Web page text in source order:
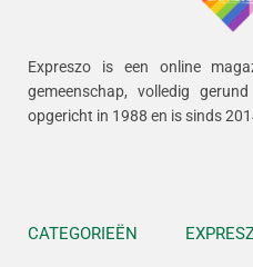
Expreszo is een online
gemeenschap, volledig
opgericht in 1988 en is sinds
CATEGORIEËN